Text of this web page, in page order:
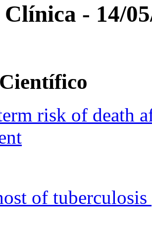
Clínica - 14/
risk of death
of tuberculosis